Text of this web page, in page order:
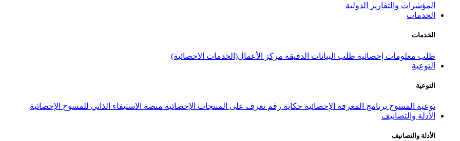
المؤشرات والتقارير الدولية
الخدمات
الخدمات
طلب معلومات إحصائية طلب البيانات الدقيقة مركز الأعمال(الخدمات الاحصائية)
التوعية
التوعية
توعية المسوح برنامج المعرفة الإحصائية حكاية رقم تعرف على المنتجات الإحصائية منصة الاستيفاء الذاتي للمسوح الإحصائية
الأدلة والتصانيف
الأدلة والتصانيف